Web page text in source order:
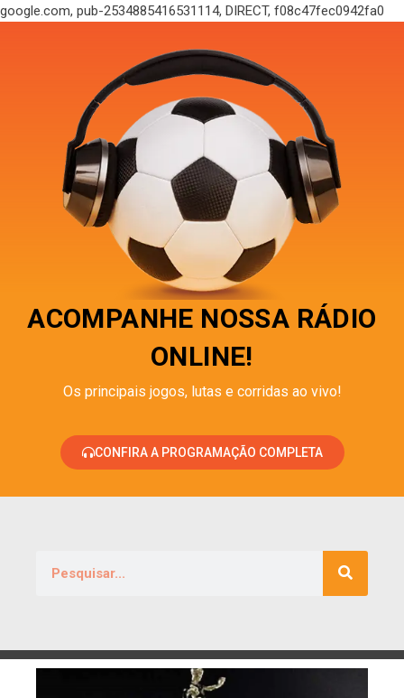
google.com, pub-2534885416531114, DIRECT, f08c47fec0942fa0
ACOMPANHE NOSSA RÁDIO
ONLINE!
Os principais jogos, lutas e corridas ao vivo!
CONFIRA A PROGRAMAÇÃO COMPLETA